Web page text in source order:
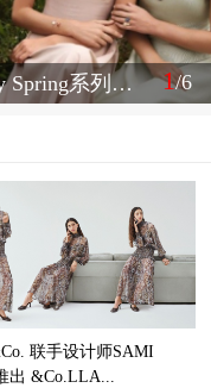
Van Cleef & Arpels梵克雅宝Lucky Spring系列新品发布 1/6
联手设计师SAMI
出 &Co.LLA...